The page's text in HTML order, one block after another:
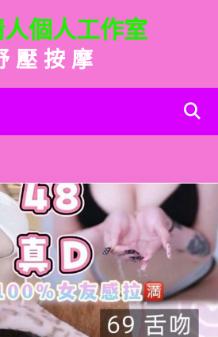
個人工作室
壓 按 摩